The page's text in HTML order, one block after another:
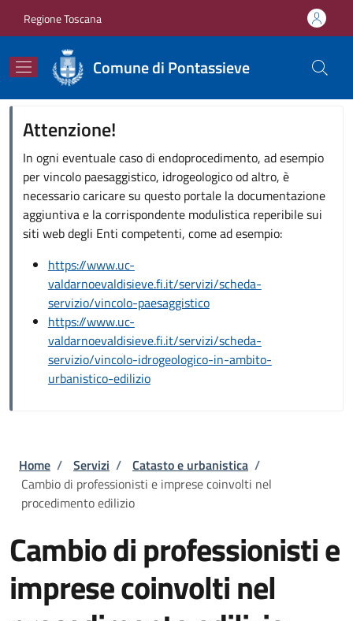
Regione Toscana
Comune di Pontassieve
Attenzione!
In ogni eventuale caso di endoprocedimento, ad esempio
per vincolo paesaggistico, idrogeologico od altro, è
necessario caricare su questo portale la documentazione
aggiuntiva e la corrispondente modulistica reperibile sui
siti web degli Enti competenti, come ad esempio:
https://www.uc-
valdarnoevaldisieve.fi.it/servizi/scheda-
servizio/vincolo-paesaggistico
https://www.uc-
valdarnoevaldisieve.fi.it/servizi/scheda-
servizio/vincolo-idrogeologico-in-ambito-
urbanistico-edilizio
Briciole di pane
Home / Servizi / Catasto e urbanistica /
Cambio di professionisti e imprese coinvolti nel
procedimento edilizio
Cambio di professionisti e
imprese coinvolti nel